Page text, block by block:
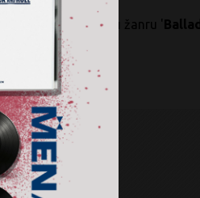
Norman Fucking ' u žanru 'Ballad